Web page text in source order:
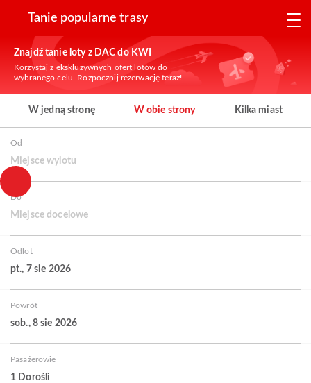
Tanie popularne trasy
Znajdź tanie loty z DAC do KWI
Korzystaj z ekskluzywnych ofert lotów do
wybranego celu. Rozpocznij rezerwację teraz!
W jedną stronę W obie strony Kilka miast
Od
Miejsce wylotu
Do
Miejsce docelowe
Odlot
pt., 7 sie 2026
Powrót
sob., 8 sie 2026
Pasażerowie
1 Dorośli